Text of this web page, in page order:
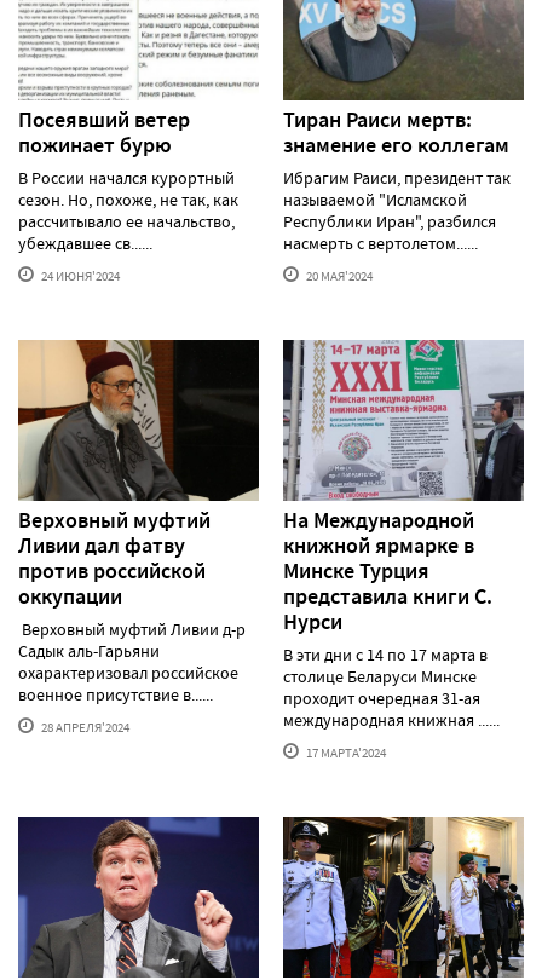
Посеявший ветер
пожинает бурю
В России начался курортный
сезон. Но, похоже, не так, как
рассчитывало ее начальство,
убеждавшее св......
24 ИЮНЯ'2024
Тиран Раиси мертв:
знамение его коллегам
Ибрагим Раиси, президент так
называемой "Исламской
Республики Иран", разбился
насмерть с вертолетом......
20 МАЯ'2024
Верховный муфтий
Ливии дал фатву
против российской
оккупации
Верховный муфтий Ливии д-р
Садык аль-Гарьяни
охарактеризовал российское
военное присутствие в......
28 АПРЕЛЯ'2024
На Международной
книжной ярмарке в
Минске Турция
представила книги С.
Нурси
В эти дни с 14 по 17 марта в
столице Беларуси Минске
проходит очередная 31-ая
международная книжная ......
17 МАРТА'2024